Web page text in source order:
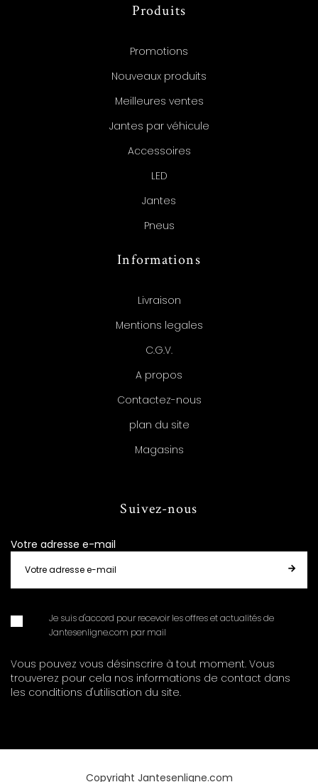
Produits
Promotions
Nouveaux produits
Meilleures ventes
Jantes par véhicule
Accessoires
LED
Jantes
Pneus
Informations
Livraison
Mentions legales
C.G.V.
A propos
Contactez-nous
plan du site
Magasins
Suivez-nous
Votre adresse e-mail
Je suis d'accord pour recevoir les offres et actualités de
Jantesenligne.com par mail
Vous pouvez vous désinscrire à tout moment. Vous
trouverez pour cela nos informations de contact dans
les conditions d'utilisation du site.
Copyright Jantesenligne.com